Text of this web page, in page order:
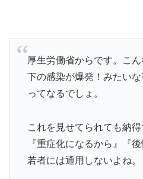
厚生労働省からです。こ
下の感染が爆発！みたいな
ってなるでしょ。
これを見せてられても納
『重症化になるから』『
若者には通用しないよね。